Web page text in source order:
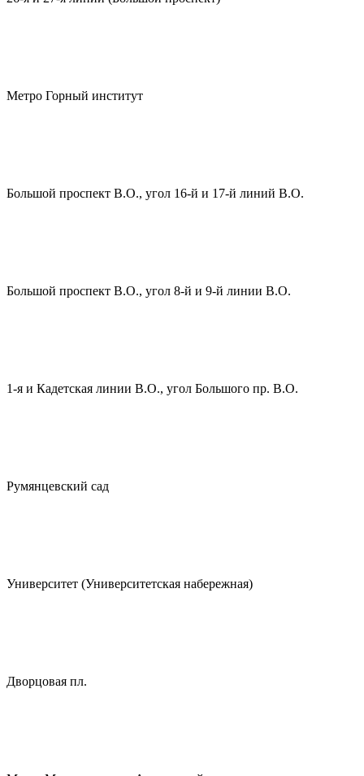
Метро Горный институт
Большой проспект В.О., угол 16-й и 17-й линий В.О.
Большой проспект В.О., угол 8-й и 9-й линии В.О.
1-я и Кадетская линии В.О., угол Большого пр. В.О.
Румянцевский сад
Университет (Университетская набережная)
Дворцовая пл.